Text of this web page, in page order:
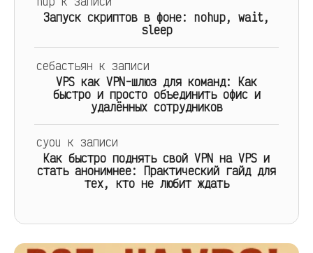
Запуск скриптов в фоне: nohup, wait,
sleep
себастьян к записи
VPS как VPN-шлюз для команд: Как
быстро и просто объединить офис и
удалённых сотрудников
cyou к записи
Как быстро поднять свой VPN на VPS и
стать анонимнее: Практический гайд для
тех, кто не любит ждать